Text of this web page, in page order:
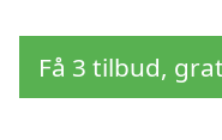
Få 3 tilbud,